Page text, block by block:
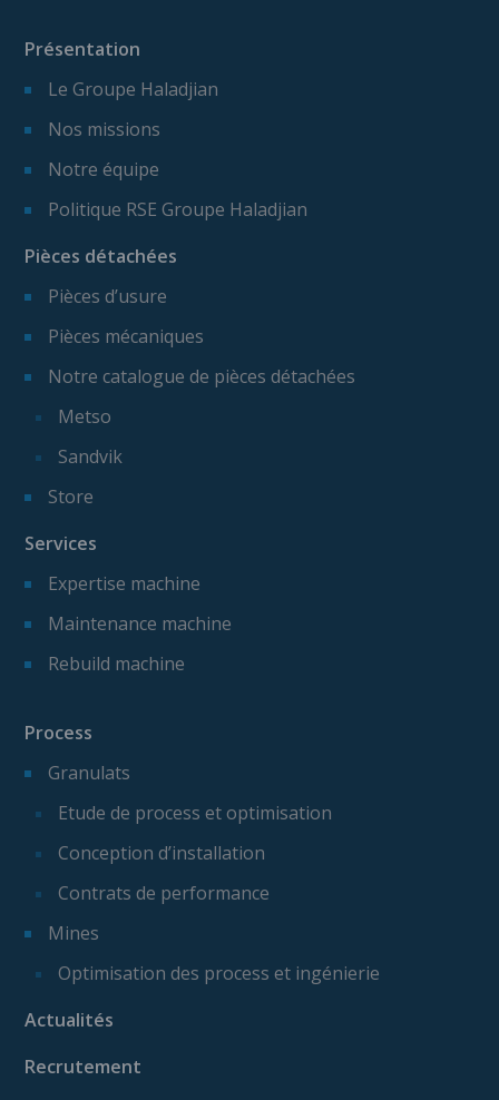
Présentation
Le Groupe Haladjian
Nos missions
Notre équipe
Politique RSE Groupe Haladjian
Pièces détachées
Pièces d’usure
Pièces mécaniques
Notre catalogue de pièces détachées
Metso
Sandvik
Store
Services
Expertise machine
Maintenance machine
Rebuild machine
Process
Granulats
Etude de process et optimisation
Conception d’installation
Contrats de performance
Mines
Optimisation des process et ingénierie
Actualités
Recrutement